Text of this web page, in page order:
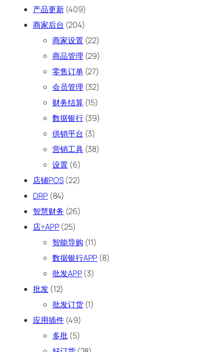
产品更新(409)
商家后台 (204)
商家设置(22)
商品管理(29)
零售订单(27)
会员管理(32)
财务结算(15)
数据银行(39)
供销平台 (3)
营销工具(38)
设置(6)
店铺POS(22)
DRP(84)
智慧财务 (26)
店+APP(25)
智能导购 (11)
数据银行APP (8)
批发APP(3)
批发(12)
批发订货(1)
应用插件(49)
多批(5)